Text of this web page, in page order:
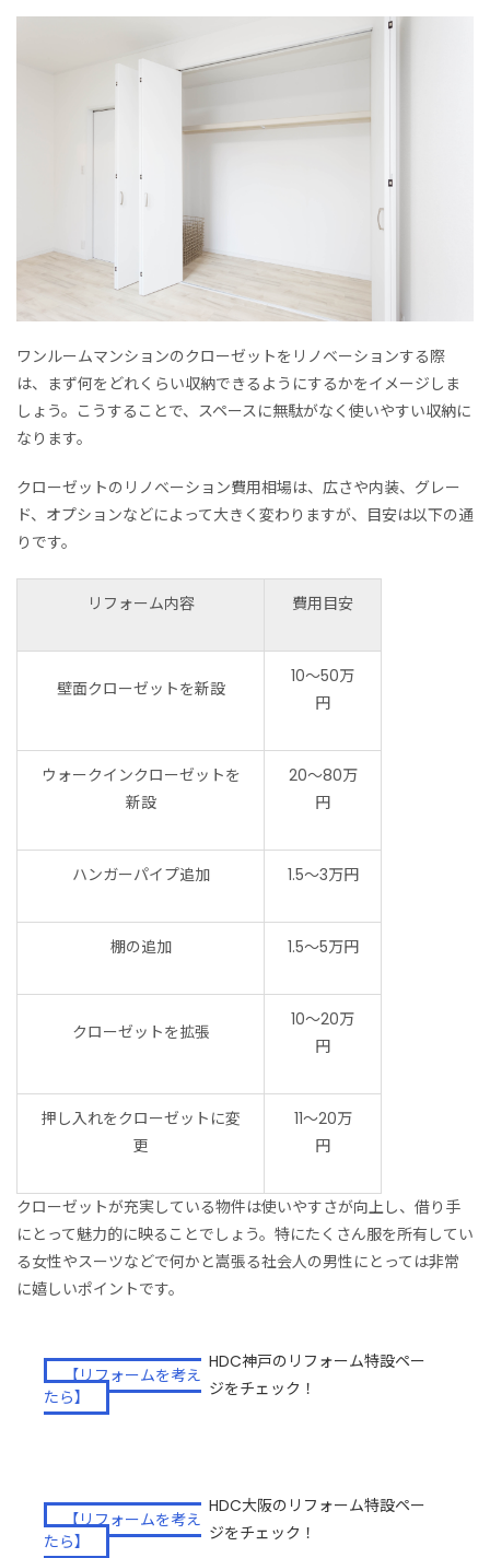
ワンルームマンションのクローゼットをリノベーションする際
は、まず何をどれくらい収納できるようにするかをイメージしま
しょう。こうすることで、スペースに無駄がなく使いやすい収納に
なります。
クローゼットのリノベーション費用相場は、広さや内装、グレー
ド、オプションなどによって大きく変わりますが、目安は以下の通
りです。
リフォーム内容 費用目安
壁面クローゼットを新設
10〜50万
円
ウォークインクローゼットを
新設
20〜80万
円
ハンガーパイプ追加 1.5〜3万円
棚の追加 1.5〜5万円
クローゼットを拡張
10〜20万
円
押し入れをクローゼットに変
更
11〜20万
円
クローゼットが充実している物件は使いやすさが向上し、借り手
にとって魅力的に映ることでしょう。特にたくさん服を所有してい
る女性やスーツなどで何かと嵩張る社会人の男性にとっては非常
に嬉しいポイントです。
【リフォームを考え
たら】
HDC神戸のリフォーム特設ペー
ジをチェック！
【リフォームを考え
たら】
HDC大阪のリフォーム特設ペー
ジをチェック！